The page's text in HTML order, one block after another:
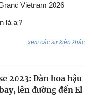
Vietnam 2026
là ai?
xem các sự kiện khác
2023: Dàn hoa hậu
lên đường đến El